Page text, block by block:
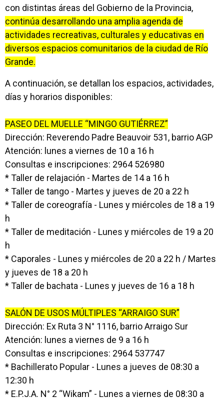
con distintas áreas del Gobierno de la Provincia,
continúa desarrollando una amplia agenda de
actividades recreativas, culturales y educativas en
diversos espacios comunitarios de la ciudad de Río
Grande.
A continuación, se detallan los espacios, actividades,
días y horarios disponibles:
PASEO DEL MUELLE “MINGO GUTIÉRREZ”
Dirección: Reverendo Padre Beauvoir 531, barrio AGP
Atención: lunes a viernes de 10 a 16 h
Consultas e inscripciones: 2964 526980
* Taller de relajación - Martes de 14 a 16 h
* Taller de tango - Martes y jueves de 20 a 22 h
* Taller de coreografía - Lunes y miércoles de 18 a 19
h
* Taller de meditación - Lunes y miércoles de 19 a 20
h
* Caporales - Lunes y miércoles de 20 a 22 h / Martes
y jueves de 18 a 20 h
* Taller de bachata - Lunes y jueves de 16 a 18 h
SALÓN DE USOS MÚLTIPLES “ARRAIGO SUR”
Dirección: Ex Ruta 3 N° 1116, barrio Arraigo Sur
Atención: lunes a viernes de 9 a 16 h
Consultas e inscripciones: 2964 537747
* Bachillerato Popular - Lunes a jueves de 08:30 a
12:30 h
* E.P.J.A. N° 2 “Wikam” - Lunes a viernes de 08:30 a